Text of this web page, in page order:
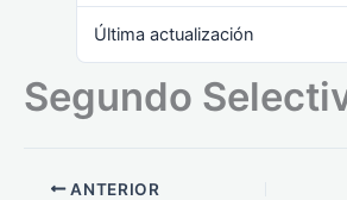
Última actualización
Segundo
ANTERIOR